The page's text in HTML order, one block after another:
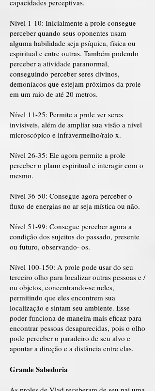
capacidades perceptivas.
Nível 1-10: Inicialmente a prole consegue
perceber quando seus oponentes usam
alguma habilidade seja psíquica, física ou
espiritual e entre outras. Também podendo
perceber a atividade paranormal,
conseguindo perceber seres divinos,
demoníacos que estejam próximos da prole
em um raio de até 20 metros.
Nível 11-25: Permite a prole ver seres
invisíveis, além de ampliar sua visão a nivel
microscópico e infravermelho/raio x.
Nível 26-35: Ele agora permite a prole
perceber o plano espiritual e interagir com o
mesmo.
Nível 36-50: Consegue agora perceber o
fluxo de energias no ar seja mística ou não.
Nível 51-99: Consegue perceber agora a
condição dos sujeitos do passado, presente
ou futuro, observando- os.
Nível 100-150: A prole pode usar do seu
terceiro olho para localizar outras pessoas e /
ou objetos, concentrando-se neles,
permitindo que eles encontrem sua
localização e sintam seu ambiente. Esse
poder funciona de maneira mais eficaz para
encontrar pessoas desaparecidas, pois o olho
pode perceber o paradeiro de seu alvo e
apontar a direção e a distância entre elas.
Grande Sabedoria